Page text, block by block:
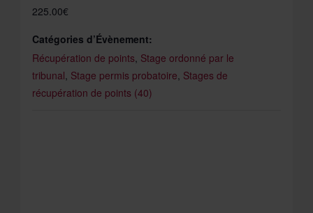
225.00€
Catégories d’Évènement:
Récupération de points Stage ordonné par le
tribunal Stage permis probatoire Stages de
récupération de points (40)